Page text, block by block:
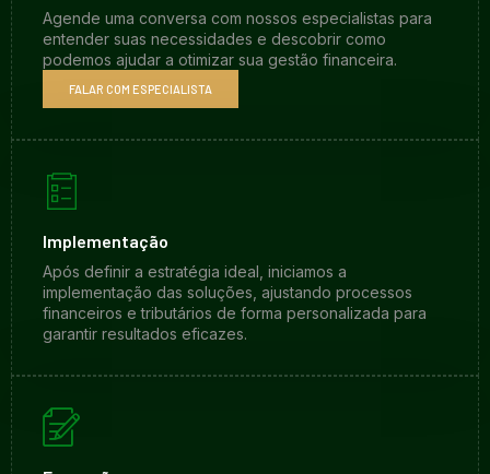
Agende uma conversa com nossos especialistas para
entender suas necessidades e descobrir como
podemos ajudar a otimizar sua gestão financeira.
FALAR COM ESPECIALISTA
Implementação
Após definir a estratégia ideal, iniciamos a
implementação das soluções, ajustando processos
financeiros e tributários de forma personalizada para
garantir resultados eficazes.